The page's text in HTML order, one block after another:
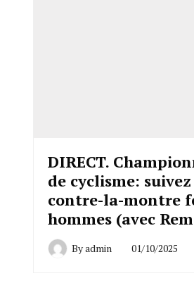
DIRECT.
de cyclisme:
contre-la-montre
hommes (avec
Byadmin 01/10/2025